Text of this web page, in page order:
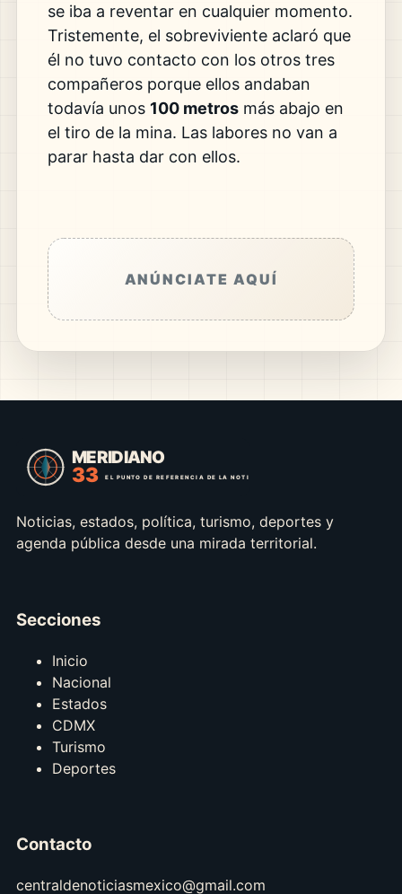
se iba a reventar en cualquier momento.
Tristemente, el sobreviviente aclaró que
él no tuvo contacto con los otros tres
compañeros porque ellos andaban
todavía unos 100 metrosmás abajo en
el tiro de la mina. Las labores no van a
parar hasta dar con ellos.
ANÚNCIATE AQUÍ
Noticias, estados, política, turismo, deportes y
agenda pública desde una mirada territorial.
Secciones
Inicio
Nacional
Estados
CDMX
Turismo
Deportes
Contacto
centraldenoticiasmexico@gmail.com